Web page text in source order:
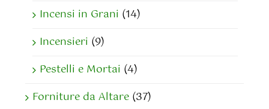
Incensi in Grani (14)
Incensieri (9)
Pestelli e Mortai (4)
Forniture da Altare (37)